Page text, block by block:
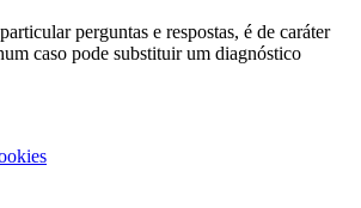
perguntas e respostas, é de caráter
caso pode substituir um diagnóstico